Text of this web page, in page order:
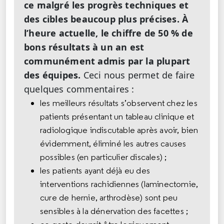
ce malgré les progrès techniques et
des cibles beaucoup plus précises. À
l’heure actuelle, le chiffre de 50 % de
bons résultats à un an est
communément admis par la plupart
des équipes. Ceci nous permet de faire
quelques commentaires :
les meilleurs résultats s’observent chez les
patients présentant un tableau clinique et
radiologique indiscutable après avoir, bien
évidemment, éliminé les autres causes
possibles (en particulier discales) ;
les patients ayant déjà eu des
interventions rachidiennes (laminectomie,
cure de hernie, arthrodèse) sont peu
sensibles à la dénervation des facettes ;